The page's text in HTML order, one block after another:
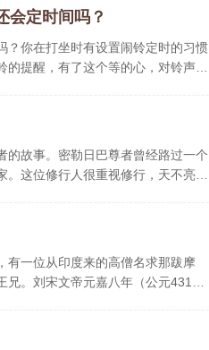
会定时间吗？
？你在打坐时有设置闹铃定时的习惯
提醒，有了这个等的心，对铃声的
的故事。密勒日巴尊者曾经路过一个
这位修行人很重视修行，天不亮就
有一位从印度来的高僧名求那跋摩
兄。刘宋文帝元嘉八年（公元431